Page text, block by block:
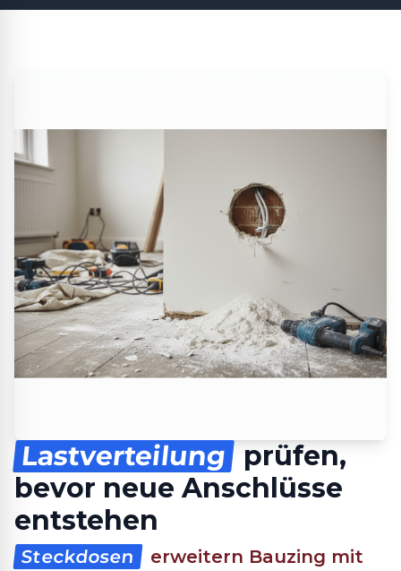
Lastverteilung
prüfen,
bevor neue Anschlüsse
entstehen
Steckdosen
erweitern Bauzing mit